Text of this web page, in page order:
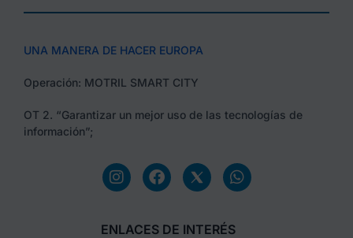
UNA MANERA DE HACER EUROPA
Operación: MOTRIL SMART CITY
OT 2. “Garantizar un mejor uso de las tecnologías de
información”;
ENLACES DE INTERÉS